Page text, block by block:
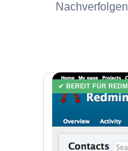
✔ BEREIT FÜR